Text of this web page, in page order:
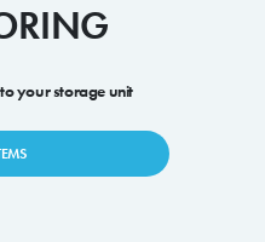
your storage unit